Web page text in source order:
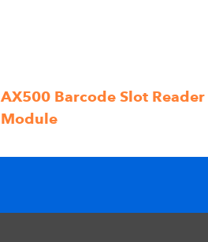
AX500 Barcode Slot Reader
Module